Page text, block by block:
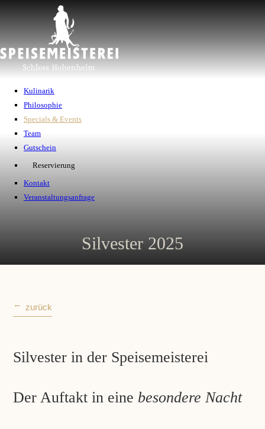
überspringen
Kulinarik
Philosophie
Specials & Events
Team
Gutschein
Reservierung
Kontakt
Veranstaltungsanfrage
Silvester 2025
zurück
Silvester in der Speisemeisterei
Der Auftakt in eine besondere Nacht